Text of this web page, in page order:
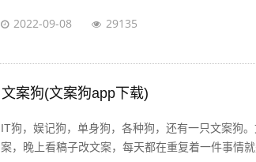
2022-09-08 29135
文案狗(文案狗app下载)
IT狗，娱记狗，单身狗，各种狗，还有一只文案狗
案，晚上看稿子改文案，每天都在重复着一件事情就